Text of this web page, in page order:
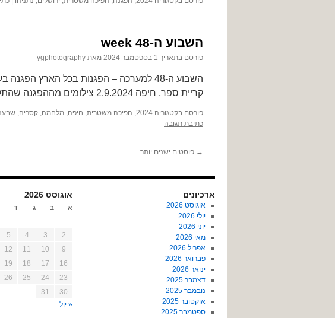
השבוע ה-48 week
פורסם בתאריך 1 בספטמבר 2024 מאת ygphotography
השבוע ה-48 למערכה – הפגנות בכל הארץ
קריית ספר, חיפה 2.9.2024 צילומים מההפגנה שהתקיימה בKיסריה 31.8.2024
פורסם בקטגוריה 2024
, הפיכה משטרית, חיפה, מלחמה, קסריה,
כתיבת תגובה
→ פוסטים ישנים יותר
ארכיונים
אוגוסט 2026
יולי 2026
יוני 2026
מאי 2026
אפריל 2026
פברואר 2026
ינואר 2026
דצמבר 2025
נובמבר 2025
אוקטובר 2025
ספטמבר 2025
אוגוסט 2026
א ב ג ד
2
3
4
5
9
10
11
12
16
17
18
19
23
24
25
26
30
31
« יול